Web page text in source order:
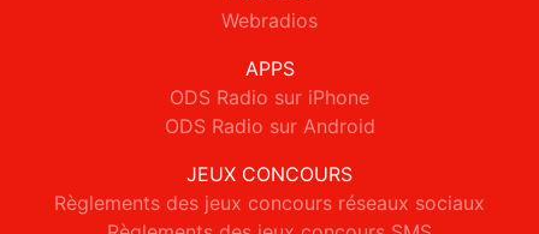
Webradios
APPS
ODS Radio sur iPhone
ODS Radio sur Android
JEUX CONCOURS
Règlements des jeux concours réseaux sociaux